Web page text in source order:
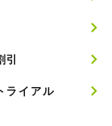
引
ライアル